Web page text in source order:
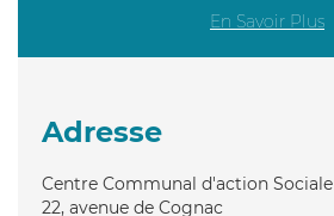
En Savoir Plus
Adresse
Centre Communal d'action Sociale
22, avenue de Cognac